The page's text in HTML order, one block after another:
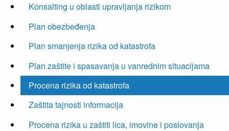
Konsalting u oblasti upravljanja rizikom
Plan obezbeđenja
Plan smanjenja rizika od katastrofa
Plan zaštite i spasavanja u vanrednim situacijama
Procena rizika od katastrofa
Zaštita tajnosti informacija
Procena rizika u zaštiti lica, imovine i poslovanja